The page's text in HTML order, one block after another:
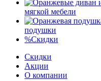
мягкой мебели
подушки
%Скидки
Скидки
Акции
О компании